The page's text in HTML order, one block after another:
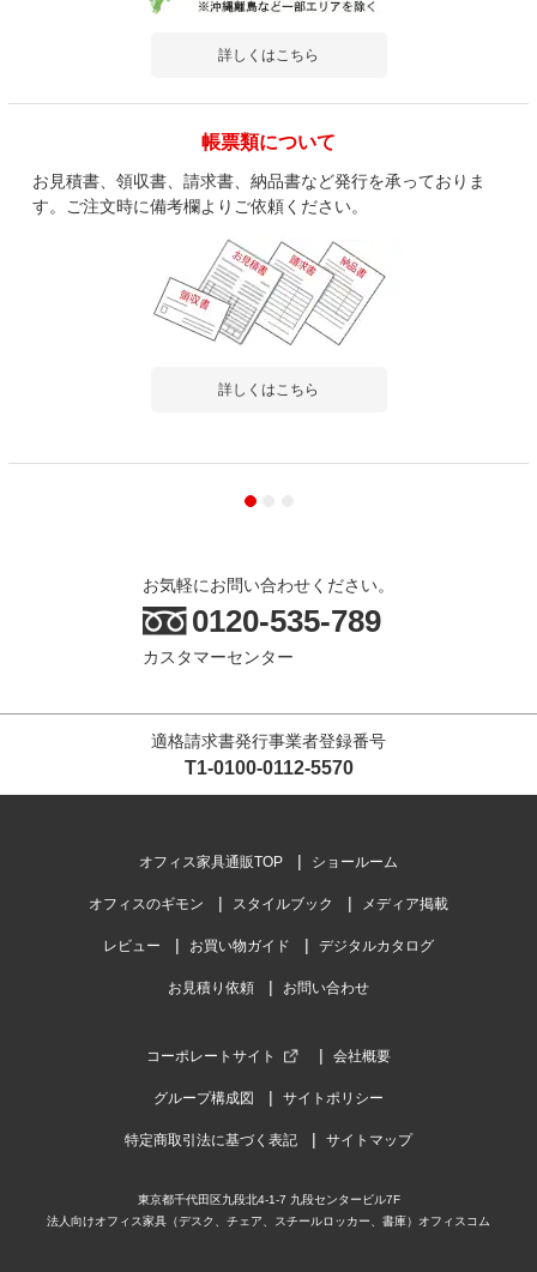
詳しくはこちら
帳票類について
お見積書、領収書、請求書、納品書など発行を承っておりま
す。ご注文時に備考欄よりご依頼ください。
詳しくはこちら
お気軽にお問い合わせください。
0120-535-789
カスタマーセンター
適格請求書発行事業者登録番号
T1-0100-0112-5570
オフィス家具通販TOP ショールーム
オフィスのギモン スタイルブック メディア掲載
レビュー お買い物ガイド デジタルカタログ
お見積り依頼 お問い合わせ
コーポレートサイト 会社概要
グループ構成図 サイトポリシー
特定商取引法に基づく表記 サイトマップ
東京都千代田区九段北4-1-7 九段センタービル7F
法人向けオフィス家具（デスク、チェア、スチールロッカー、書庫）オフィスコム